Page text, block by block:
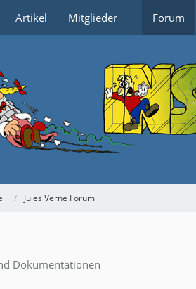
Artikel Mitglieder Forum
Jules Verne Forum
Dokumentationen